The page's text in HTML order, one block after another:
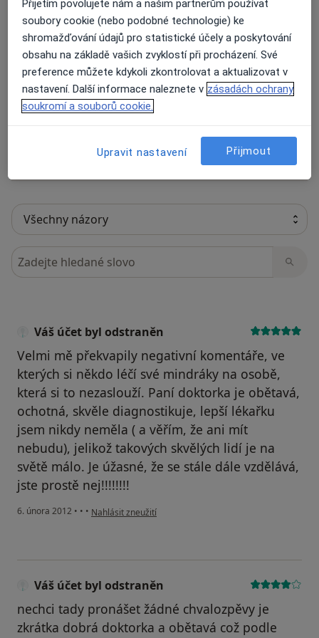
10 názorů
Recenze pacientů jsou pro nás důležité.
odstranění nebo změnu recenze pacienta.
Další informace.Další informace o názorech
Hledejte v názorech
Váš účet byl odstraněn
Velmi mě překvapily negativní komentáře, ve
kterých si někdo léčí své mindráky na osobě,
která si to nezaslouží. Paní doktorka je obětavá,
ochotná, skvěle diagnostikuje, lepší lékařku
jsem nikdy neměla ( a věřím, že ani mít
nebudu), jelikož takových skvělých lidí je na
světě málo. Je úžasné, že se stále dále vzdělává,
jste prostě nej!!!!!!!!
6. února 2012 • • • podle názoru uživatele Váš účet byl odstraněn
Nahlásit zneužití
Váš účet byl odstraněn
nechci tady pronášet žádné chvalozpěvy je
zkrátka dobrá doktorka a obětavá což podle
Přijetím povolujete nám a našim partnerům používat
soubory cookie (nebo podobné technologie) ke
shromažďování údajů pro statistické účely a poskytování
obsahu na základě vašich zvyklostí při procházení. Své
preference můžete kdykoli zkontrolovat a aktualizovat v
nastavení. Další informace naleznete v zásadách ochrany
soukromí a souborů cookie.
Upravit nastavení Přijmout